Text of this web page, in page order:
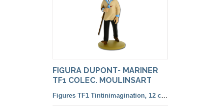
FIGURA DUPONT- MARINER
TF1 COLEC. MOULINSART
Figures TF1 Tintinimagination, 12 cm. color i françesa